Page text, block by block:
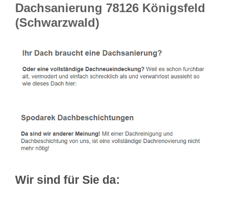
Dachsanierung 78126 Königsfeld
(Schwarzwald)
Wir sind für Sie da: